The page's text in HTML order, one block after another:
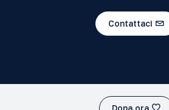
Contattaci
Dona ora